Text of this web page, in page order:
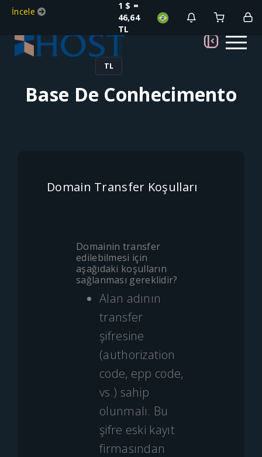
İncele
1 $ =
46,64
TL
TL
Base De Conhecimento
Domain Transfer Koşulları
Domainin transfer
edilebilmesi için
aşağıdaki koşulların
sağlanması gereklidir?
Alan adının
transfer
şifresine
(authorization
code, epp code,
vs.) sahip
olunmalı. Bu
şifre eski kayıt
firmasından